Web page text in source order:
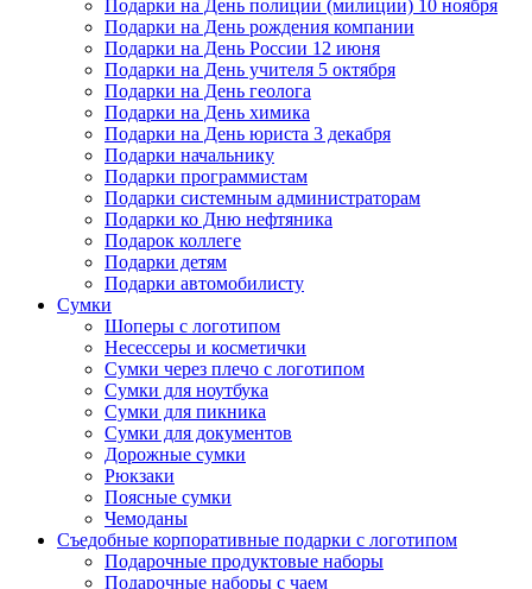
Подарки на День полиции (милиции) 10 ноября
Подарки на День рождения компании
Подарки на День России 12 июня
Подарки на День учителя 5 октября
Подарки на День геолога
Подарки на День химика
Подарки на День юриста 3 декабря
Подарки начальнику
Подарки программистам
Подарки системным администраторам
Подарки ко Дню нефтяника
Подарок коллеге
Подарки детям
Подарки автомобилисту
Сумки
Шоперы с логотипом
Несессеры и косметички
Сумки через плечо с логотипом
Сумки для ноутбука
Сумки для пикника
Сумки для документов
Дорожные сумки
Рюкзаки
Поясные сумки
Чемоданы
Съедобные корпоративные подарки с логотипом
Подарочные продуктовые наборы
Подарочные наборы с чаем